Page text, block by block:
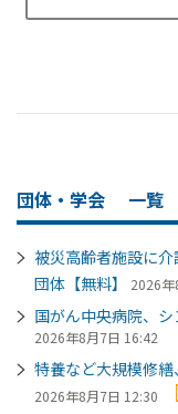
団体・学会 一覧
被災高齢者施設に
団体【無料】
2026
国がん中央病院、
2026年8月7日 16:42
特養など大規模修
2026年8月7日 12:30